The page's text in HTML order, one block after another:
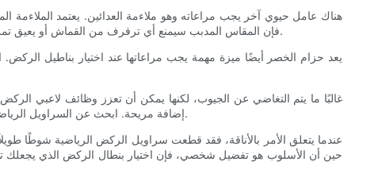
هناك عامل حيوي آخر يجب مراعاته وهو ملاءمة العدائين. يعتمد الملاءمة
بنطال الركض بقصة فضفاضة تسمح بنطاق كامل من الحركة. من ناحية أخرى، إذا كنت تشارك في أنشطة عالية الكثافة مثل الجري أو HIIT، فإن المقاس المدبب سيمنع أي ترفرف من القماش أو يعيق تمرينك.
يعد حزام الخصر أيضًا ميزة مهمة يجب مراعاتها عند اختيار بناطيل
غالبًا ما يتم التغاضي عن الجيوب، لكنها يمكن أن تعزز وظائف لاعبي
إضافة مريحة. ابحث عن السراويل الرياضية ذات الجيوب العميقة والآمنة التي يمكنها حمل أمتعتك دون إعاقة تحركاتك. تحتوي بعض أحذية الركض أيضًا على جيوب بسحاب لمزيد من الأمان.
عندما يتعلق الأمر بالأناقة، فقد قطعت سراويل الركض الرياضية شوطًا
حين أن الأسلوب هو تفضيل شخصي، فإن اختيار بنطال الركض الذي يجعلك